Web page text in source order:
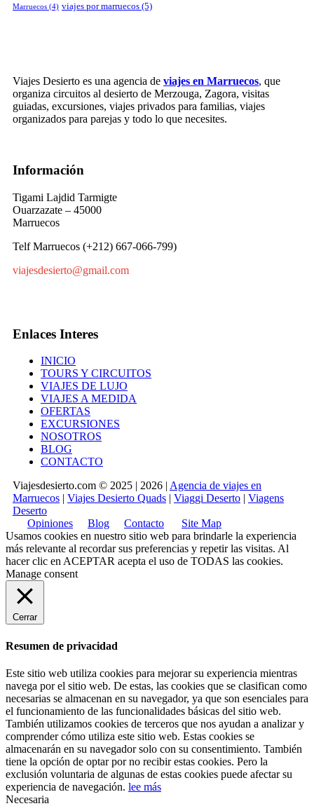
Marruecos (4) viajes por marruecos (5)
Viajes Desierto es una agencia de viajes en Marruecos, que
organiza circuitos al desierto de Merzouga, Zagora, visitas
guiadas, excursiones, viajes privados para familias, viajes
organizados para parejas y todo lo que necesites.
Información
Tigami Lajdid Tarmigte
Ouarzazate – 45000
Marruecos
Telf Marruecos (+212) 667-066-799)
viajesdesierto@gmail.com
Enlaces Interes
INICIO
TOURS Y CIRCUITOS
VIAJES DE LUJO
VIAJES A MEDIDA
OFERTAS
EXCURSIONES
NOSOTROS
BLOG
CONTACTO
Viajesdesierto.com © 2025 | 2026 | Agencia de viajes en
Marruecos | Viajes Desierto Quads | Viaggi Deserto | Viagens
Deserto
Opiniones
Blog Contacto
Site Map
Usamos cookies en nuestro sitio web para brindarle la experiencia
más relevante al recordar sus preferencias y repetir las visitas. Al
hacer clic en ACEPTAR acepta el uso de TODAS las cookies.
Manage consent
Cerrar
Resumen de privacidad
Este sitio web utiliza cookies para mejorar su experiencia mientras
navega por el sitio web. De estas, las cookies que se clasifican como
necesarias se almacenan en su navegador, ya que son esenciales para
el funcionamiento de las funcionalidades básicas del sitio web.
También utilizamos cookies de terceros que nos ayudan a analizar y
comprender cómo utiliza este sitio web. Estas cookies se
almacenarán en su navegador solo con su consentimiento. También
tiene la opción de optar por no recibir estas cookies. Pero la
exclusión voluntaria de algunas de estas cookies puede afectar su
experiencia de navegación. lee más
Necesaria